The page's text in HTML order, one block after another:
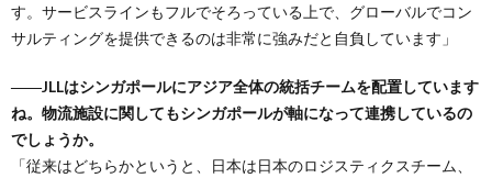
す。サービスラインもフルでそろっている上で、グローバルでコン
サルティングを提供できるのは非常に強みだと自負しています」
――JLLはシンガポールにアジア全体の統括チームを配置しています
ね。物流施設に関してもシンガポールが軸になって連携しているの
でしょうか。
「従来はどちらかというと、日本は日本のロジスティクスチーム、